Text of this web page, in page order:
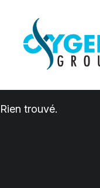
Rien trouvé.